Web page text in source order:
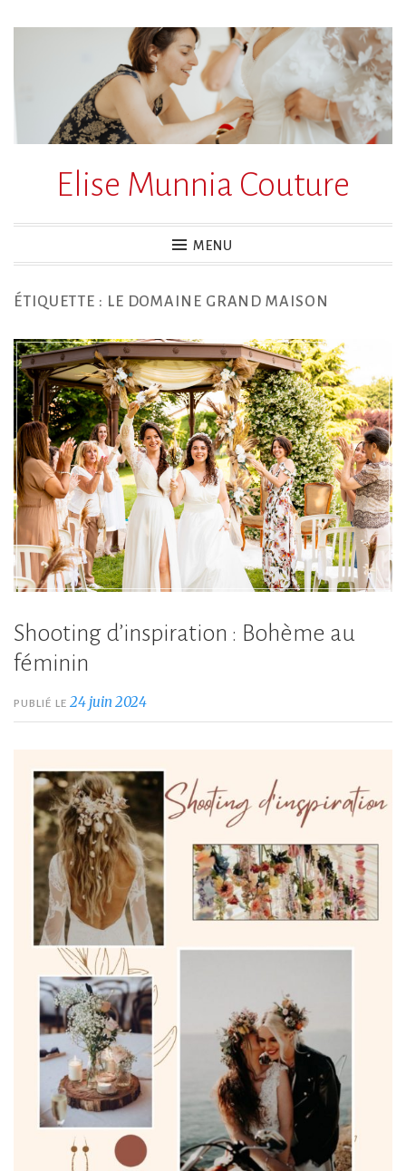
Elise Munnia Couture
MENU
ÉTIQUETTE : LE DOMAINE GRAND MAISON
Shooting d’inspiration : Bohème au
féminin
PUBLIÉ LE 24 juin 2024